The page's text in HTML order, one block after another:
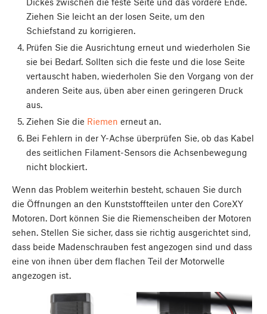
Ziehen Sie leicht an der losen Seite, um den
Schiefstand zu korrigieren.
Prüfen Sie die Ausrichtung erneut und wiederholen Sie
sie bei Bedarf. Sollten sich die feste und die lose Seite
vertauscht haben, wiederholen Sie den Vorgang von der
anderen Seite aus, üben aber einen geringeren Druck
aus.
Ziehen Sie die Riemen erneut an.
Bei Fehlern in der Y-Achse überprüfen Sie, ob das Kabel
des seitlichen Filament-Sensors die Achsenbewegung
nicht blockiert.
Wenn das Problem weiterhin besteht, schauen Sie durch
die Öffnungen an den Kunststoffteilen unter den CoreXY
Motoren. Dort können Sie die Riemenscheiben der Motoren
sehen. Stellen Sie sicher, dass sie richtig ausgerichtet sind,
dass beide Madenschrauben fest angezogen sind und dass
eine von ihnen über dem flachen Teil der Motorwelle
angezogen ist.